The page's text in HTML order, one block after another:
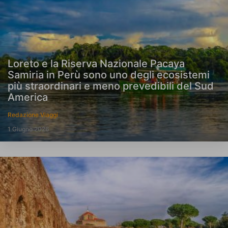
Loreto e la Riserva Nazionale Pacaya
Samiria in Perù sono uno degli ecosistemi
più straordinari e meno prevedibili del Sud
America
Redazione Viaggi
1 Giugno 2026